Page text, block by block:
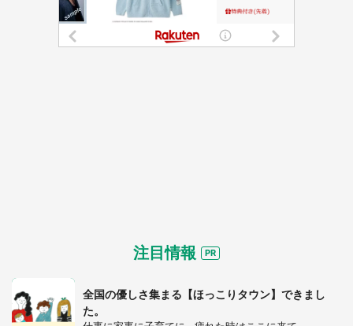
注目情報
全国の優しさ集まる【ほっこりタウン】できまし
た。